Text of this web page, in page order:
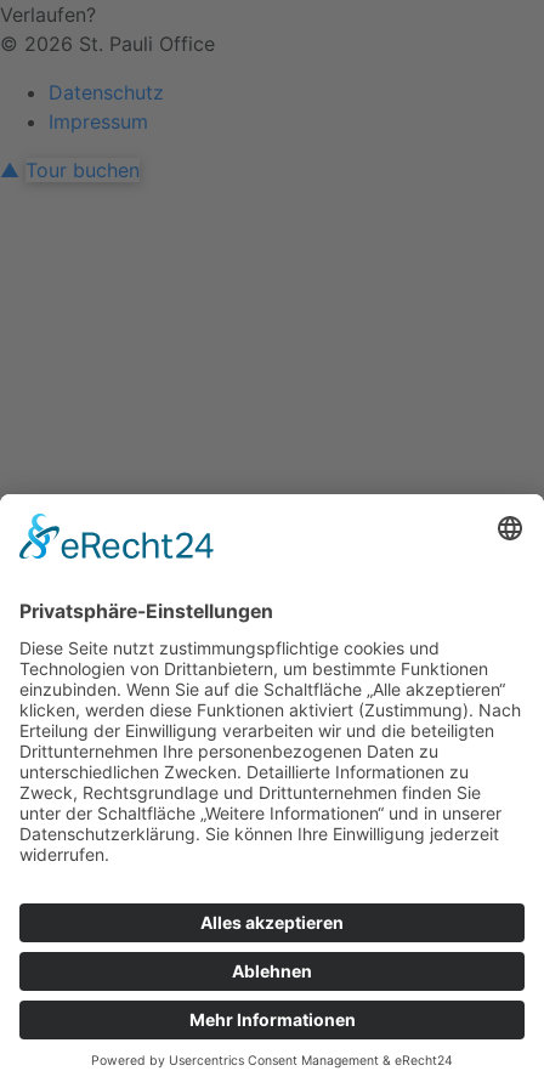
Verlaufen?
© 2026 St. Pauli Office
Datenschutz
Impressum
▲ Tour buchen